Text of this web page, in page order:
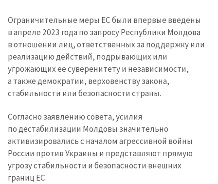
информацию
în Română in English
Ограничительные меры ЕС были впервые введены
в апреле 2023 года по запросу Республики Молдова
в отношении лиц, ответственных за поддержку или
реализацию действий, подрывающих или
угрожающих ее суверенитету и независимости,
а также демократии, верховенству закона,
стабильности или безопасности страны.
Согласно заявлению совета, усилия
по дестабилизации Молдовы значительно
активизировались с началом агрессивной войны
России против Украины и представляют прямую
угрозу стабильности и безопасности внешних
границ ЕС.